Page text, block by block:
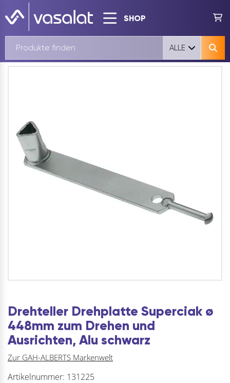
SHOP
ALLE
Drehteller Drehplatte Superciak ø
448mm zum Drehen und
Ausrichten, Alu schwarz
Zur GAH-ALBERTS Markenwelt
Artikelnummer: 131225